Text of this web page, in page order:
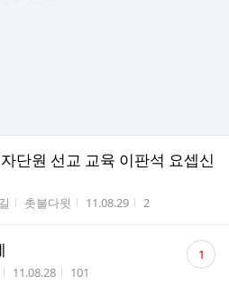
단원 선교 교육 이판석 요셉신
작성자
촛불다윗 작성시간
11.08.29 조회수
2
작성시간
11.08.28 조회수
101
댓
글 1